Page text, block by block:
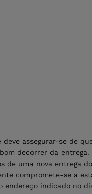
assegurar-se de
decorrer da
de uma nova entrega
compromete-se a
indicado no